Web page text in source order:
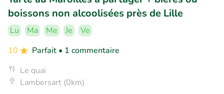
boissons non alcoolisées près de Lille
Lu Ma Me Je
Ve
10
Parfait • 1 commentaire
Le quai
Lambersart (0km)